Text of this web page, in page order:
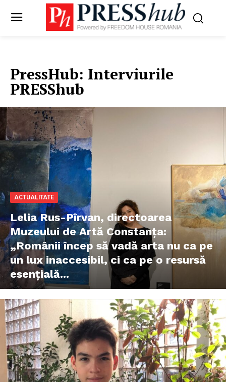
PressHub: Interviurile
PRESShub
ACTUALITATE
Lelia Rus-Pîrvan, directoarea
Muzeului de Artă Constanţa:
„Românii încep să vadă arta nu ca pe
un lux inaccesibil, ci ca pe o resursă
esențială...